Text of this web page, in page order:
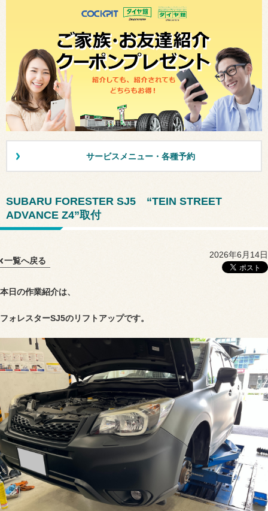
サービスメニュー・各種予約
SUBARU FORESTER SJ5 “TEIN STREET
ADVANCE Z4”取付
一覧へ戻る
2026年6月14日
本日の作業紹介は、
フォレスターSJ5のリフトアップです。